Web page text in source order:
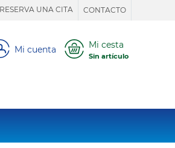
RESERVA UNA CITA CONTACTO
Mi cuenta Mi cesta
Sin artículo